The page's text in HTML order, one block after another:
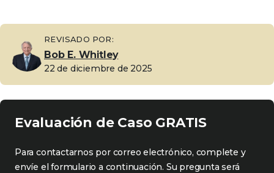
REVISADO POR:
Bob E. Whitley
22 de diciembre de 2025
Evaluación de Caso GRATIS
Para contactarnos por correo electrónico, complete y
envíe el formulario a continuación. Su pregunta será